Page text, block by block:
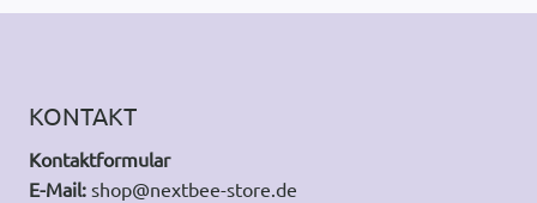
KONTAKT
Kontaktformular
E-Mail: shop@nextbee-store.de